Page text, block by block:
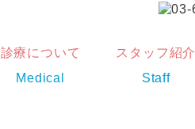
診療について
Medical
スタッフ紹介
Staff